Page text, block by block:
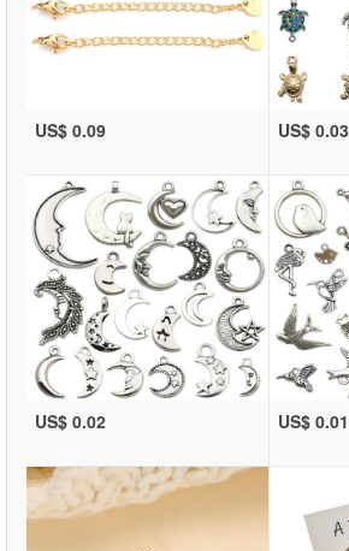
US$ 0.09 US$ 0.03
US$ 0.02 US$ 0.01